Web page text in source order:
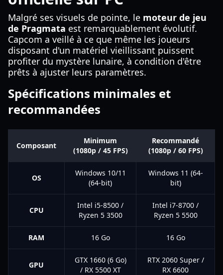
Malgré ses visuels de pointe, le moteur de jeu
de Pragmata est remarquablement évolutif.
Capcom a veillé à ce que même les joueurs
disposant d'un matériel vieillissant puissent
profiter du mystère lunaire, à condition d'être
prêts à ajuster leurs paramètres.
Spécifications minimales et
recommandées
Composant
Minimum
(1080p / 45 FPS)
Recommandé
(1080p / 60 FPS)
OS
Windows 10/11
(64-bit)
Windows 11 (64-
bit)
CPU
Intel i5-8500 /
Ryzen 5 3500
Intel i7-8700 /
Ryzen 5 5500
RAM 16 Go 16 Go
GPU
GTX 1660 (6 Go)
/ RX 5500 XT
RTX 2060 Super /
RX 6600